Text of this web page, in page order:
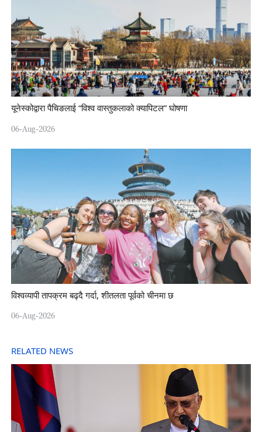
यूनेस्कोद्वारा पैचिङलाई “विश्व वास्तुकलाको क्यापिटल” घोषणा
06-Aug-2026
विश्वव्यापी तापक्रम बढ्दै गर्दा, शीतलता पूर्वको चीनमा छ
06-Aug-2026
RELATED NEWS